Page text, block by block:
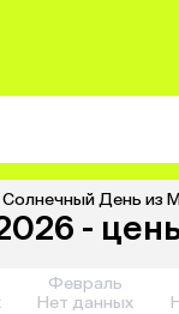
Солнечный День из
-
Февраль
Нет данных